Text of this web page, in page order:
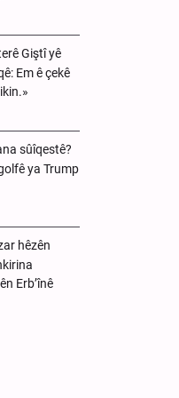
Giştî yê
Em ê çekê
sûîqestê?
ya Trump
hêzên
Erb’înê